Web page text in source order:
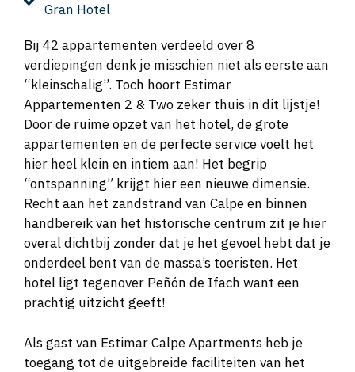
Gran Hotel
Bij 42 appartementen verdeeld over 8
verdiepingen denk je misschien niet als eerste aan
“kleinschalig”. Toch hoort Estimar
Appartementen 2 & Two zeker thuis in dit lijstje!
Door de ruime opzet van het hotel, de grote
appartementen en de perfecte service voelt het
hier heel klein en intiem aan! Het begrip
“ontspanning” krijgt hier een nieuwe dimensie.
Recht aan het zandstrand van Calpe en binnen
handbereik van het historische centrum zit je hier
overal dichtbij zonder dat je het gevoel hebt dat je
onderdeel bent van de massa’s toeristen. Het
hotel ligt tegenover Peñón de Ifach want een
prachtig uitzicht geeft!
Als gast van Estimar Calpe Apartments heb je
toegang tot de uitgebreide faciliteiten van het